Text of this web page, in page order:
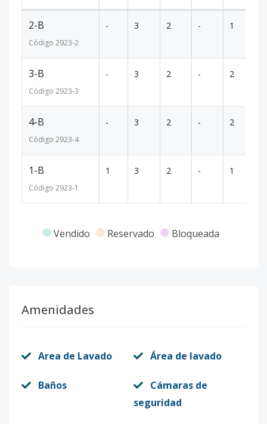
2-B
Código 2923-2
- 3 2 - 1
3-B
Código 2923-3
- 3 2 - 2
4-B
Código 2923-4
- 3 2 - 2
1-B
Código 2923-1
1 3 2 - 1
Vendido Reservado Bloqueada
Amenidades
Area de Lavado Área de lavado
Baños
Cámaras de
seguridad